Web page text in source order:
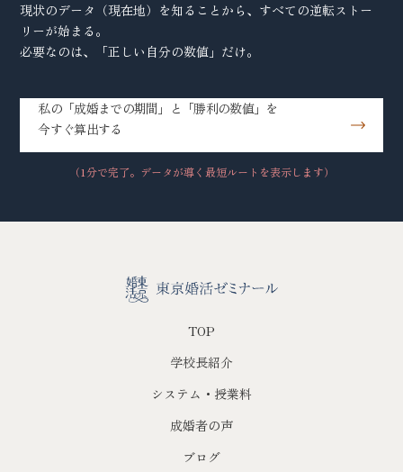
現状のデータ（現在地）を知ることから、すべての逆転ストー
リーが始まる。
必要なのは、「正しい自分の数値」だけ。
私の「成婚までの期間」と「勝利の数値」を
今すぐ算出する
（1分で完了。データが導く最短ルートを表示します）
TOP
学校長紹介
システム・授業料
成婚者の声
ブログ